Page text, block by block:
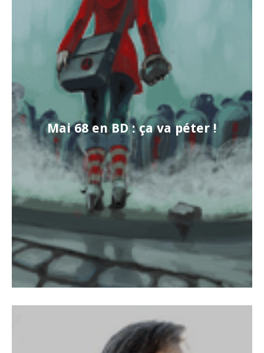
Mai 68 en BD : ça va péter !